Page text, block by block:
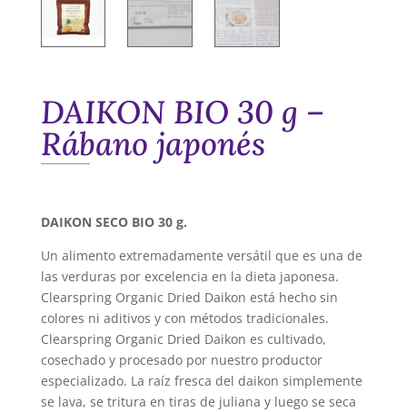
DAIKON BIO 30 g –
Rábano japonés
DAIKON SECO BIO 30 g.
Un alimento extremadamente versátil que es una de
las verduras por excelencia en la dieta japonesa.
Clearspring Organic Dried Daikon está hecho sin
colores ni aditivos y con métodos tradicionales.
Clearspring Organic Dried Daikon es cultivado,
cosechado y procesado por nuestro productor
especializado. La raíz fresca del daikon simplemente
se lava, se tritura en tiras de juliana y luego se seca